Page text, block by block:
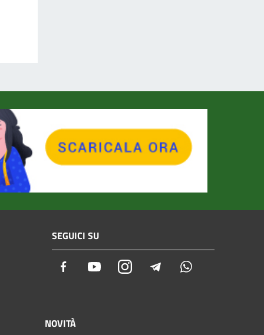
SEGUICI SU
Facebook YoutubeInstagramTelegram
NOVITÀ